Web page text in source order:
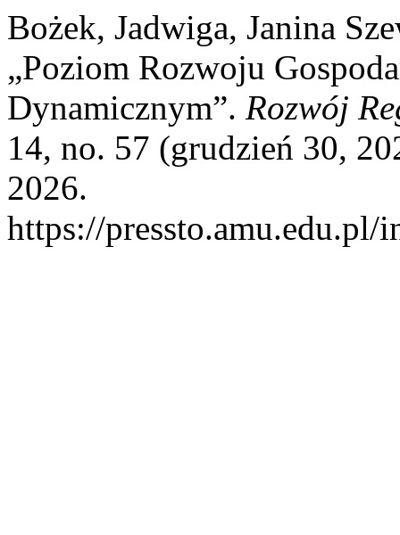
Bożek, Jadwiga, Janina
„Poziom Rozwoju
Dynamicznym”. Rozwój
14, no. 57 (grudzień 30,
2026.
https://